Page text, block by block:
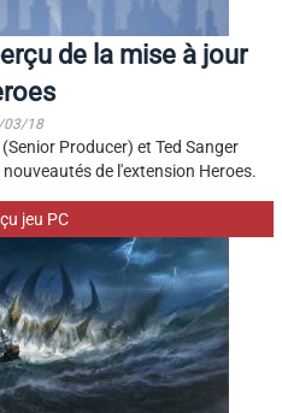
de la mise à jour
03/18
Producer) et Ted Sanger
de l'extension Heroes.
jeu PC